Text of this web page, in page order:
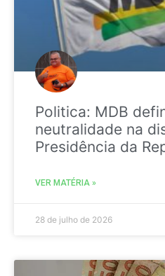
Politica: MDB
neutralidade na
Presidência da
VER MATÉRIA »
28 de julho de 2026